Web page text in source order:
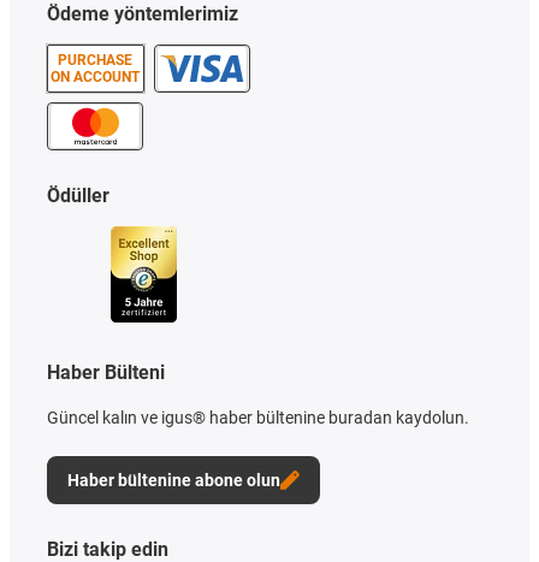
Ödeme yöntemlerimiz
PURCHASE
ON ACCOUNT
Ödüller
Haber Bülteni
Güncel kalın ve igus® haber bültenine buradan kaydolun.
Haber bültenine abone olun
Bizi takip edin